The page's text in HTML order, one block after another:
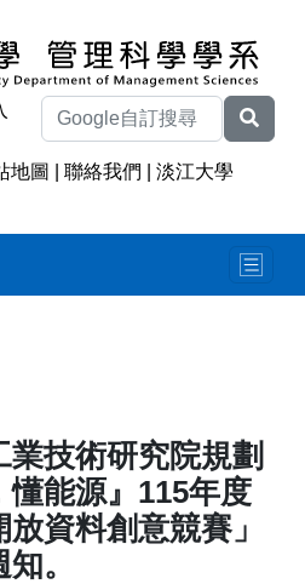
地圖 |聯絡我們 |淡江大學
技術研究院規劃
能源』115年度
資料創意競賽」
。